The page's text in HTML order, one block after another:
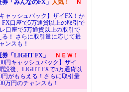
券「みんなのFX」 人気！
Ｎ
キャッシュバック】ザイFX！か
FX口座で5万通貨以上の取引で
口座で5万通貨以上の取引で
る！ さらに取引量に応じて最
ンスも！
券「LIGHT FX」
ＮＥＷ！
円キャッシュバック】ザイ
設後、LIGHT FXで5万通貨以
円がもらえる！さらに取引量
万円のチャンスも！